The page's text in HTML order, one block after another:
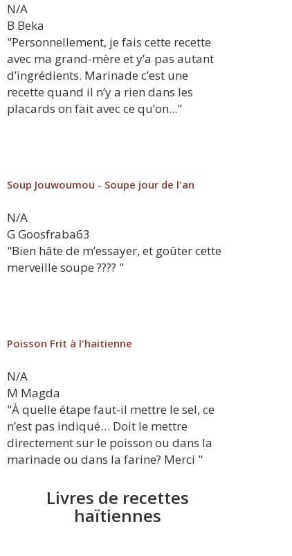
N/A
B Beka
"Personnellement, je fais cette recette
avec ma grand-mère et y’a pas autant
d’ingrédients. Marinade c’est une
recette quand il n’y a rien dans les
placards on fait avec ce qu’on..."
Soup Jouwoumou - Soupe jour de l'an
N/A
G Goosfraba63
"Bien hâte de m’essayer, et goûter cette
merveille soupe ???? "
Poisson Frit à l'haitienne
N/A
M Magda
"À quelle étape faut-il mettre le sel, ce
n’est pas indiqué… Doit le mettre
directement sur le poisson ou dans la
marinade ou dans la farine? Merci "
Livres de recettes
haïtiennes